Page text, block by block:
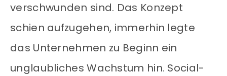
verschwunden sind. Das Konzept
schien aufzugehen, immerhin legte
das Unternehmen zu Beginn ein
unglaubliches Wachstum hin. Social-